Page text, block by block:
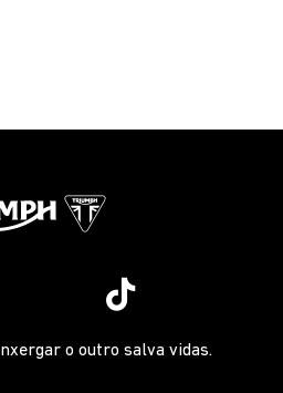
o outro salva vidas.